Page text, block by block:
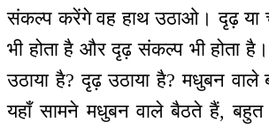
संकल्प करेंगे वह हाथ उठाओ। दृढ़ या
भी होता है और दृढ़ संकल्प भी होता
उठाया है? दृढ़ उठाया है? मधुबन वाले
यहाँ सामने मधुबन वाले बैठते हैं,